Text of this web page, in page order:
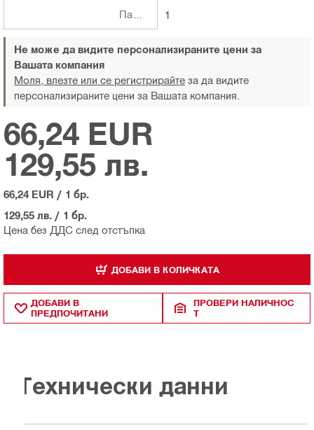
1
Не може да видите персонализираните цени за
Вашата компания
Моля, влезте или се регистрирайте за да видите
персонализираните цени за Вашата компания.
Цена без ДДС след отстъпка
66,24 EUR
129,55 лв.
66,24 EUR / 1 бр.
129,55 лв. / 1 бр.
ДОБАВИ В КОЛИЧКАТА
ДОБАВИ В
ПРЕДПОЧИТАНИ
ПРОВЕРИ НАЛИЧНОС
Т
Технически данни